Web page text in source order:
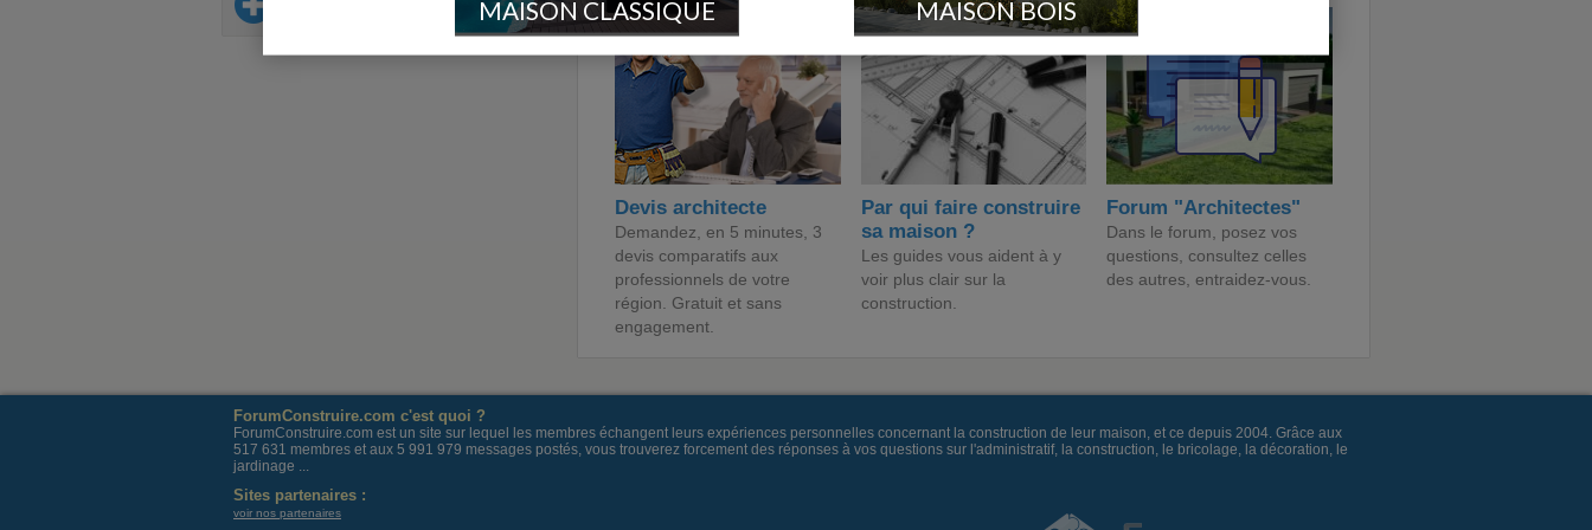
Devis architecte
Demandez, en 5 minutes, 3
devis comparatifs aux
professionnels de votre
région. Gratuit et sans
engagement.
Par qui faire construire
sa maison ?
Les guides vous aident à y
voir plus clair sur la
construction.
Forum "Architectes"
Dans le forum, posez vos
questions, consultez celles
des autres, entraidez-vous.
ForumConstruire.com c'est quoi ?
ForumConstruire.com est un site sur lequel les membres échangent leurs expériences personnelles concernant la construction de leur maison, et ce depuis 2004. Grâce aux
517 631 membres et aux 5 991 979 messages postés, vous trouverez forcement des réponses à vos questions sur l'administratif, la construction, le bricolage, la décoration, le
jardinage ...
Sites partenaires :
voir nos partenaires
MAISON CLASSIQUE MAISON BOIS